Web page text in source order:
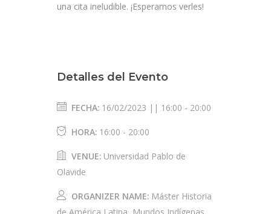
una cita ineludible. ¡Esperamos verles!
Detalles del Evento
FECHA: 16/02/2023 || 16:00 - 20:00
HORA: 16:00 - 20:00
VENUE: Universidad Pablo de
Olavide
ORGANIZER NAME: Máster Historia